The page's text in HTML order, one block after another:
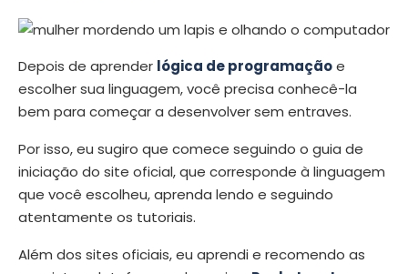
Depois de aprender lógica de programaçãoe
escolher sua linguagem, você precisa conhecê-la
bem para começar a desenvolver sem entraves.
Por isso, eu sugiro que comece seguindo o guia de
iniciação do site oficial, que corresponde à linguagem
que você escolheu, aprenda lendo e seguindo
atentamente os tutoriais.
Além dos sites oficiais, eu aprendi e recomendo as